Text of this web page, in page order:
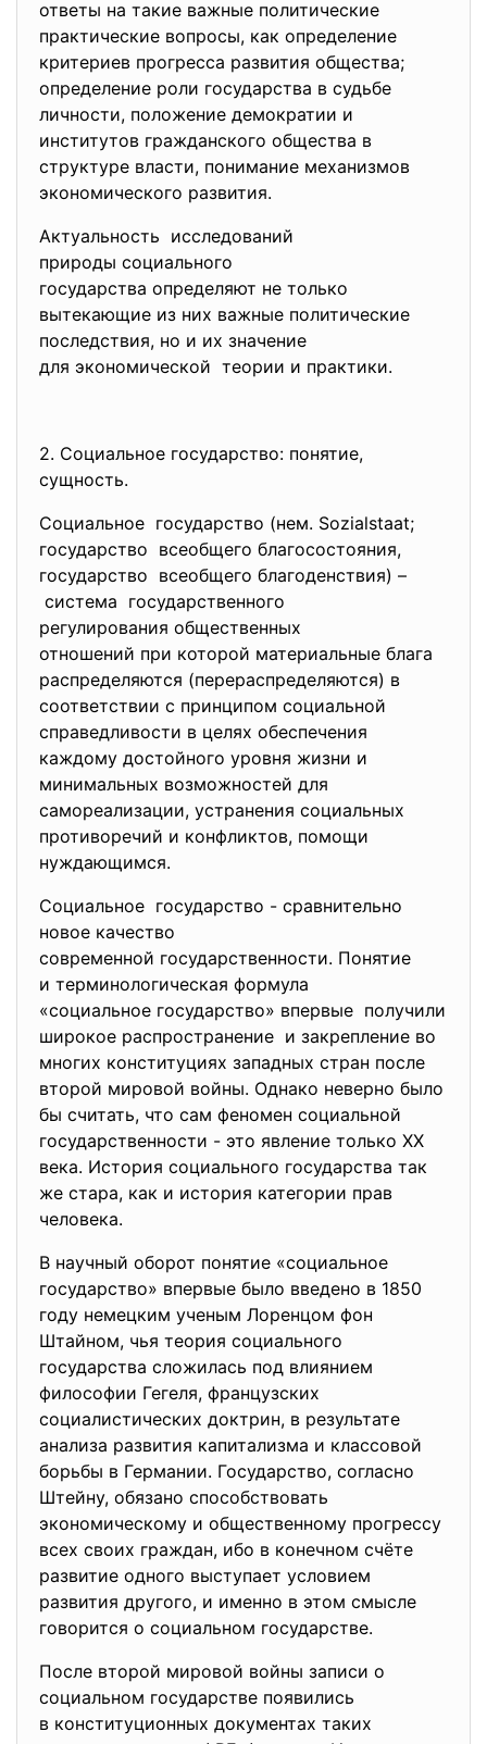
ответы на такие важные политические
практические вопросы, как определение
критериев прогресса развития общества;
определение роли государства в судьбе
личности, положение демократии и
институтов гражданского общества в
структуре власти, понимание механизмов
экономического развития.
Актуальность исследований
природы социального
государства определяют не только
вытекающие из них важные политические
последствия, но и их значение
для экономической теории и практики.
2. Социальное государство: понятие,
сущность.
Социальное государство (нем. Sozialstaat;
государство всеобщего благосостояния,
государство всеобщего благоденствия) –
система государственного
регулирования общественных
отношений при которой материальные блага
распределяются (перераспределяются) в
соответствии с принципом социальной
справедливости в целях обеспечения
каждому достойного уровня жизни и
минимальных возможностей для
самореализации, устранения социальных
противоречий и конфликтов, помощи
нуждающимся.
Социальное государство - сравнительно
новое качество
современной государственности. Понятие
и терминологическая формула
«социальное государство» впервые получили
широкое распространение и закрепление во
многих конституциях западных стран после
второй мировой войны. Однако неверно было
бы считать, что сам феномен социальной
государственности - это явление только XX
века. История социального государства так
же стара, как и история категории прав
человека.
В научный оборот понятие «социальное
государство» впервые было введено в 1850
году немецким ученым Лоренцом фон
Штайном, чья теория социального
государства сложилась под влиянием
философии Гегеля, французских
социалистических доктрин, в результате
анализа развития капитализма и классовой
борьбы в Германии. Государство, согласно
Штейну, обязано способствовать
экономическому и общественному прогрессу
всех своих граждан, ибо в конечном счёте
развитие одного выступает условием
развития другого, и именно в этом смысле
говорится о социальном государстве.
После второй мировой войны записи о
социальном государстве появились
в конституционных документах таких